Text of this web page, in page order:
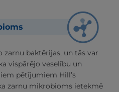
zarnu baktērijas, un tās var
vispārējo veselību un
pētījumiem Hill’s
zarnu mikrobioms ietekmē